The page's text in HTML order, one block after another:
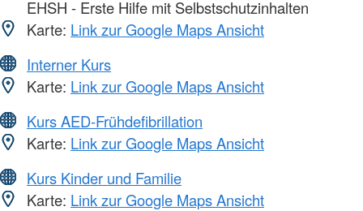
EHSH - Erste Hilfe mit Selbstschutzinhalten
Karte: Link zur Google Maps Ansicht
Interner Kurs
Karte: Link zur Google Maps Ansicht
Kurs AED-Frühdefibrillation
Karte: Link zur Google Maps Ansicht
Kurs Kinder und Familie
Karte: Link zur Google Maps Ansicht